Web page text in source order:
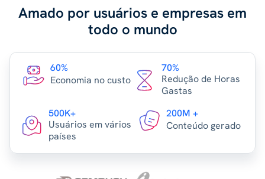
Amado por usuários e empresas em
todo o mundo
60%
Economia no custo
70%
Redução de Horas
Gastas
500K+
Usuários em vários
países
200M +
Conteúdo gerado